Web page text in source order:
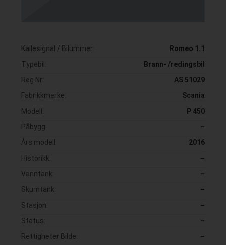
Kallesignal / Bilummer:
Romeo 1.1
Typebil:
Brann- /redingsbil
Reg Nr:
AS 51029
Fabrikkmerke:
Scania
Modell:
P 450
Påbygg:
–
Års modell:
2016
Historikk:
–
Vanntank:
–
Skumtank:
–
Stasjon:
–
Status:
–
Rettigheter Bilde:
–